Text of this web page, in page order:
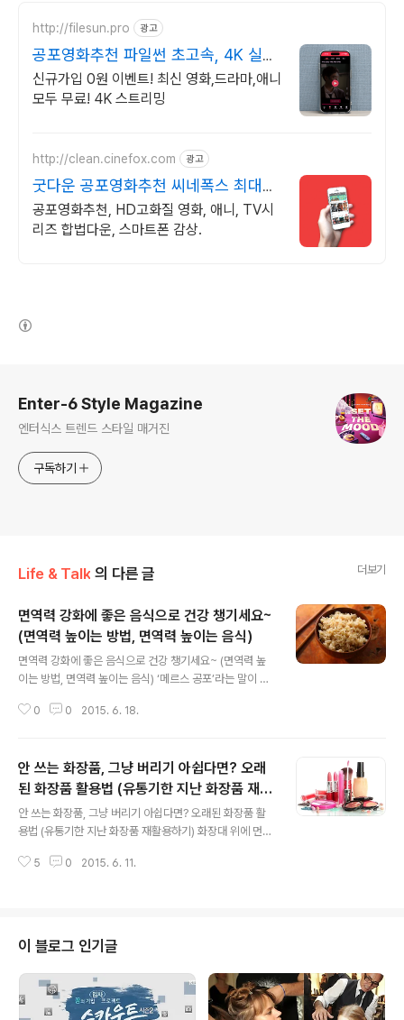
http://filesun.pro 광고
공포영화추천 파일썬 초고속, 4K 실시
간 보기!
신규가입 0원 이벤트! 최신 영화,드라마,애니
모두 무료! 4K 스트리밍
http://clean.cinefox.com 광고
굿다운 공포영화추천 씨네폭스 최대3
만원+10%추가적립
공포영화추천, HD고화질 영화, 애니, TV시
리즈 합법다운, 스마트폰 감상.
Enter-6 Style Magazine
엔터식스 트렌드 스타일 매거진
구독하기
Life & Talk 의 다른 글 더보기
면역력 강화에 좋은 음식으로 건강 챙기세요~
(면역력 높이는 방법, 면역력 높이는 음식)
면역력 강화에 좋은 음식으로 건강 챙기세요~ (면역력 높
이는 방법, 면역력 높이는 음식) ‘메르스 공포’라는 말이 나
람들의 불안감이 점점 커지고 있습니다. 더불어 건강관리
는 것 같습니다. 그리고 질병 예방에 있어 중요한 것 중 하
나는 역시 면역력을 높이는 것일 텐데요. 면역력에 많은 영
향을 끼치는 것으로 음식을 빼놓을 수 없겠죠? 면역력 강화
에 도움이 되는 음식으로는 무엇이 있는지 지금부터 소개
해 드릴게요~ 흰 쌀밥보다 잡곡밥! 요즘 다이어트나 건강
관리 등의 이유로 흰 쌀밥 대신 현미밥을 선호하는 분들이
0 0 2015. 6. 18.
안 쓰는 화장품, 그냥 버리기 아쉽다면? 오래
된 화장품 활용법 (유통기한 지난 화장품 재활
용하기)
안 쓰는 화장품, 그냥 버리기 아쉽다면? 오래된 화장품 활
용법 (유통기한 지난 화장품 재활용하기) 화장대 위에 먼지
이 훌쩍 지나 더 이상 쓸 수 없는 화장품들도 있을 텐데요.
상태로 유통기한을 넘겨버린 화장품이 있다면, 이제는 조
금 다르게 활용해 보는 건 어떨까요? 오래된 화장품, 피부
엔 독 화장품은 개봉한 그 순간부터 각종 세균에 노출되기
시작합니다. 그렇기 때문에 한번 개봉한 제품은 되도록 빨
리 사용하는 것이 중요한데요. 화장품은 개봉 전 유통기한
5 0 2015. 6. 11.
이 블로그 인기글